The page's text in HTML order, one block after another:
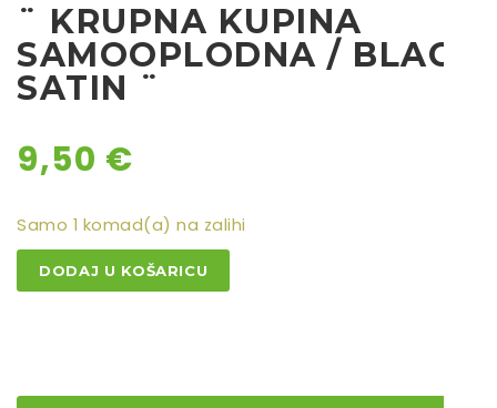
¨ KRUPNA KUPINA
SAMOOPLODNA / BLACK
SATIN ¨
9,50 €
Samo 1 komad(a) na zalihi
¨
KRUPNA
KUPINA
¨
DODAJ U KOŠARICU